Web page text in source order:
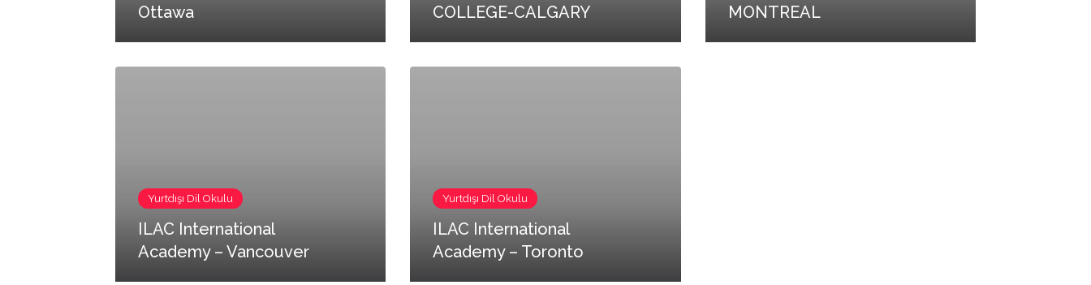
Ottawa
COLLEGE-CALGARY
MONTREAL
Yurtdışı Dil Okulu
ILAC International
Academy – Vancouver
Yurtdışı Dil Okulu
ILAC International
Academy – Toronto